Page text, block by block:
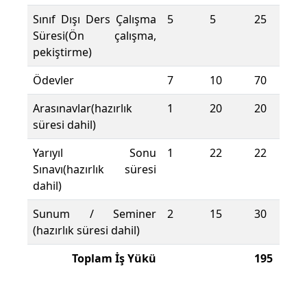
Sınıf Dışı Ders Çalışma
Süresi(Ön çalışma,
pekiştirme)
5 5 25
Ödevler 7 10
70
Arasınavlar(hazırlık
süresi dahil)
1 20 20
Yarıyıl Sonu
Sınavı(hazırlık süresi
dahil)
1 22 22
Sunum / Seminer
(hazırlık süresi dahil)
2 15 30
Toplam İş Yükü 195